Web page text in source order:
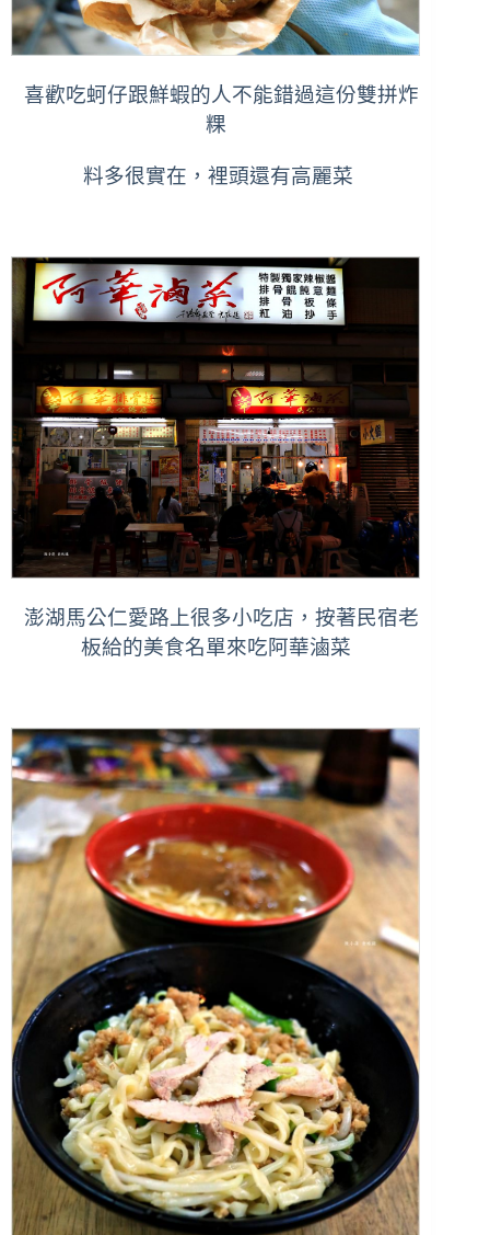
喜歡吃蚵仔跟鮮蝦的人不能錯過這份雙拼炸
粿
料多很實在，裡頭還有高麗菜
澎湖馬公仁愛路上很多小吃店，按著民宿老
板給的美食名單來吃阿華滷菜